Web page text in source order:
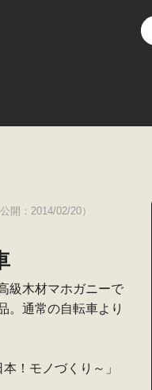
開：2014/02/20）
級木材マホガニーで
。通常の自転車より
！モノづくり～」